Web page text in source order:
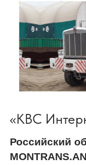
«КВС
Российский